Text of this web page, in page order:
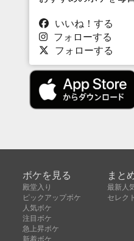
いいね！する
フォローする
フォローする
ボケを見る
殿堂入り
ピックアップボケ
人気ボケ
注目ボケ
急上昇ボケ
新着ボケ
まと
最新人
セレク